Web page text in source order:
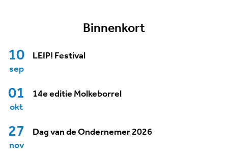
Binnenkort
10
sep
LEIP! Festival
01
okt
14e editie Molkeborrel
27
nov
Dag van de Ondernemer 2026